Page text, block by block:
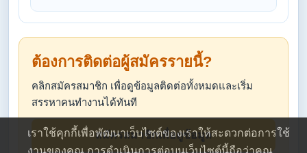
ต้องการติดต่อผู้สมัครรายนี้?
คลิกสมัครสมาชิก เพื่อดูข้อมูลติดต่อทั้งหมดและเริ่ม
สรรหาคนทำงานได้ทันที
สมัครสมาชิกเพื่อดูข้อมูล
เราใช้คุกกี้เพื่อพัฒนาเว็บไซต์ของเราให้สะดวกต่อการใช้
งานของคุณ การดำเนินการต่อบนเว็บไซต์นี้ถือว่าคุณ